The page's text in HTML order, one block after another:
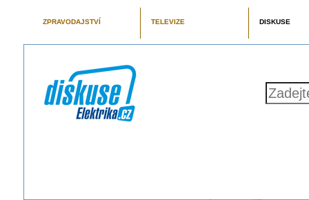
ZPRAVODAJSTVÍ TELEVIZE DISKUSE